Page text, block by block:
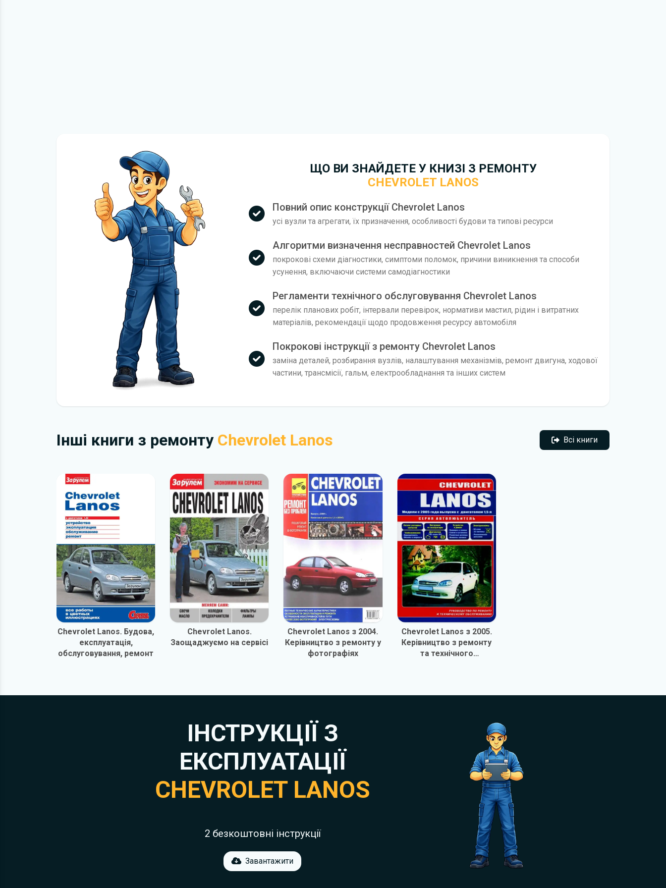
ЩО ВИ ЗНАЙДЕТЕ У КНИЗІ З РЕМОНТУ
CHEVROLET LANOS
Повний опис конструкції Chevrolet Lanos
усі вузли та агрегати, їх призначення, особливості будови та типові ресурси
Алгоритми визначення несправностей Chevrolet Lanos
покрокові схеми діагностики, симптоми поломок, причини виникнення та способи
усунення, включаючи системи самодіагностики
Регламенти технічного обслуговування Chevrolet Lanos
перелік планових робіт, інтервали перевірок, нормативи мастил, рідин і витратних
матеріалів, рекомендації щодо продовження ресурсу автомобіля
Покрокові інструкції з ремонту Chevrolet Lanos
заміна деталей, розбирання вузлів, налаштування механізмів, ремонт двигуна, ходової
частини, трансмісії, гальм, електрообладнання та інших систем
Інші книги з ремонту Chevrolet Lanos Всі книги
Всі книги
Chevrolet Lanos. Будова,
експлуатація,
обслуговування, ремонт
Chevrolet Lanos.
Заощаджуємо на сервісі
Chevrolet Lanos з 2004.
Керівництво з ремонту у
фотографіях
Chevrolet Lanos з 2005.
Керівництво з ремонту
та технічного
ІНСТРУКЦІЇ З
ЕКСПЛУАТАЦІЇ
CHEVROLET LANOS
2 безкоштовні інструкції
Завантажити